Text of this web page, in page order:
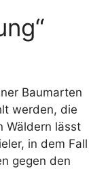
Baumarten
werden, die
Wäldern lässt
in dem Fall
gegen den